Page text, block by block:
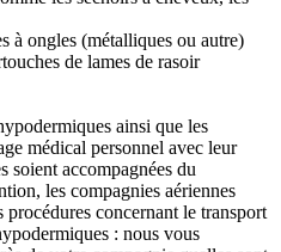
à ongles (métalliques ou autre)
de lames de rasoir
ainsi que les
médical personnel avec leur
soient accompagnées du
les compagnies aériennes
procédures concernant le transport
: nous vous